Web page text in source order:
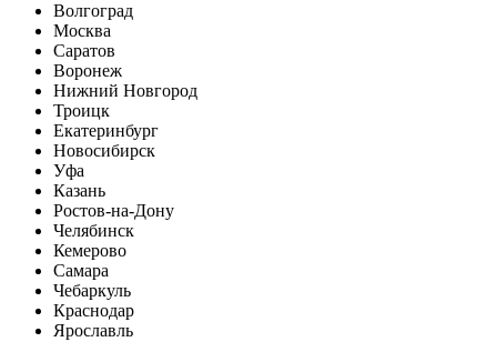
Волгоград
Москва
Саратов
Воронеж
Нижний Новгород
Троицк
Екатеринбург
Новосибирск
Уфа
Казань
Ростов-на-Дону
Челябинск
Кемерово
Самара
Чебаркуль
Краснодар
Ярославль